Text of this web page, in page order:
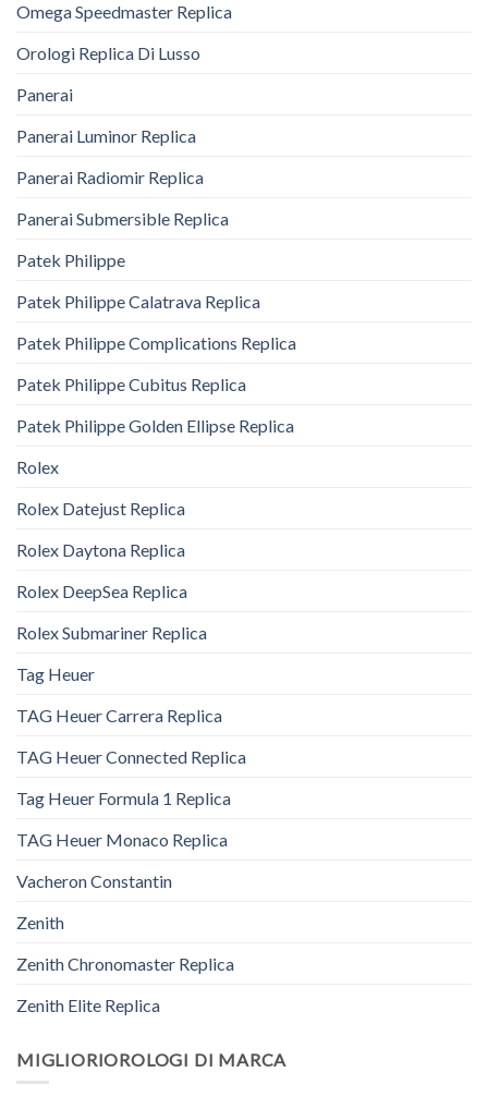
Omega Speedmaster Replica
Orologi Replica Di Lusso
Panerai
Panerai Luminor Replica
Panerai Radiomir Replica
Panerai Submersible Replica
Patek Philippe
Patek Philippe Calatrava Replica
Patek Philippe Complications Replica
Patek Philippe Cubitus Replica
Patek Philippe Golden Ellipse Replica
Rolex
Rolex Datejust Replica
Rolex Daytona Replica
Rolex DeepSea Replica
Rolex Submariner Replica
Tag Heuer
TAG Heuer Carrera Replica
TAG Heuer Connected Replica
Tag Heuer Formula 1 Replica
TAG Heuer Monaco Replica
Vacheron Constantin
Zenith
Zenith Chronomaster Replica
Zenith Elite Replica
MIGLIORIOROLOGI DI MARCA